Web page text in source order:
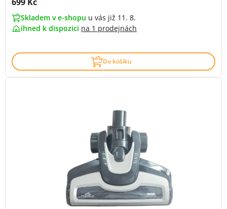
Skladem v e-shopu u vás již 11. 8.
ihned k dispozici na 1 prodejnách
Do košíku